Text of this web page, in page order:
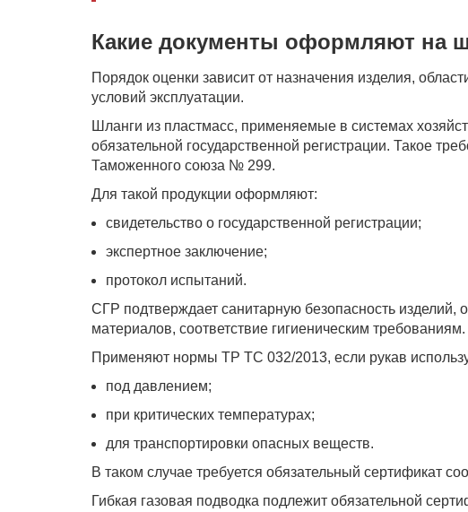
Какие документы оформляют на
Порядок оценки зависит от назначения изделия,
условий эксплуатации.
Шланги из пластмасс, применяемые в системах
обязательной государственной регистрации. Такое
Таможенного союза № 299.
Для такой продукции оформляют:
свидетельство о государственной регистрации;
экспертное заключение;
протокол испытаний.
СГР подтверждает санитарную безопасность изделий,
материалов, соответствие гигиеническим требованиям.
Применяют нормы ТР ТС 032/2013, если рукав
под давлением;
при критических температурах;
для транспортировки опасных веществ.
В таком случае требуется обязательный сертификат
Гибкая газовая подводка подлежит обязательной